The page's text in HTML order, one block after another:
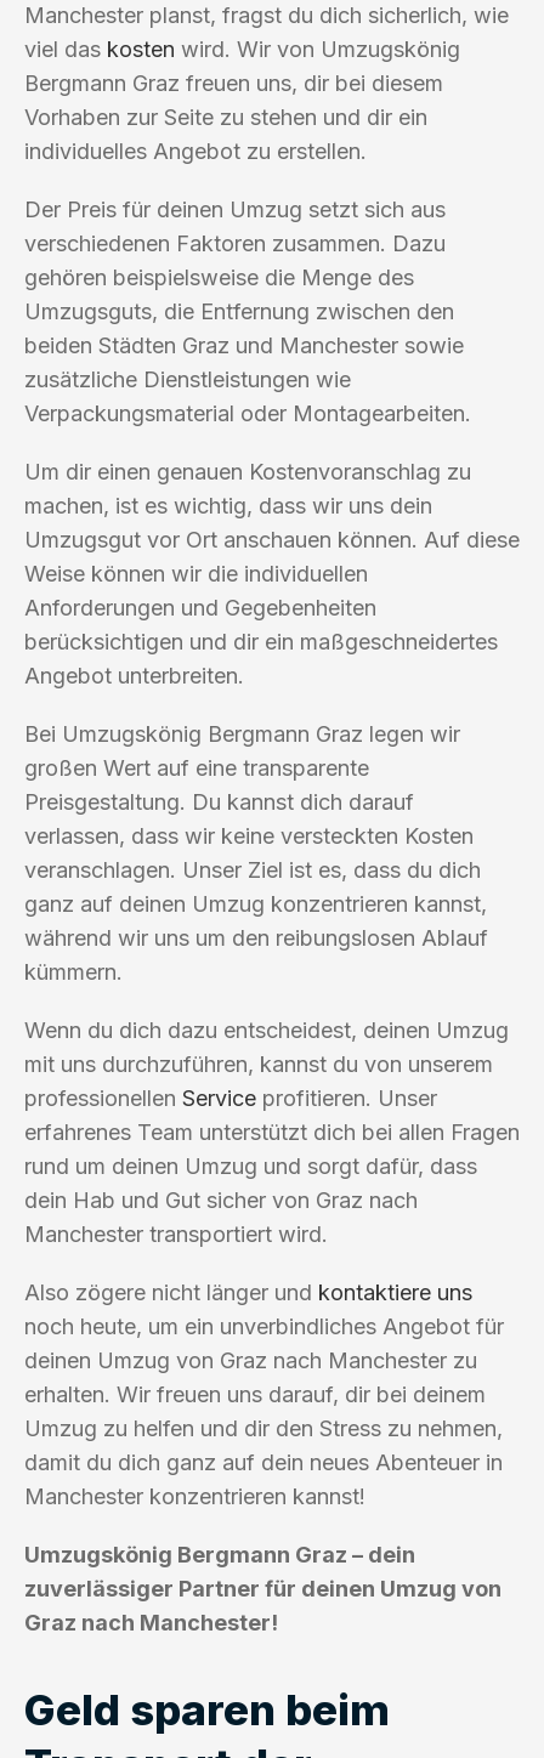
Manchester planst, fragst du dich sicherlich, wie
viel das kosten wird. Wir von Umzugskönig
Bergmann Graz freuen uns, dir bei diesem
Vorhaben zur Seite zu stehen und dir ein
individuelles Angebot zu erstellen.
Der Preis für deinen Umzug setzt sich aus
verschiedenen Faktoren zusammen. Dazu
gehören beispielsweise die Menge des
Umzugsguts, die Entfernung zwischen den
beiden Städten Graz und Manchester sowie
zusätzliche Dienstleistungen wie
Verpackungsmaterial oder Montagearbeiten.
Um dir einen genauen Kostenvoranschlag zu
machen, ist es wichtig, dass wir uns dein
Umzugsgut vor Ort anschauen können. Auf diese
Weise können wir die individuellen
Anforderungen und Gegebenheiten
berücksichtigen und dir ein maßgeschneidertes
Angebot unterbreiten.
Bei Umzugskönig Bergmann Graz legen wir
großen Wert auf eine transparente
Preisgestaltung. Du kannst dich darauf
verlassen, dass wir keine versteckten Kosten
veranschlagen. Unser Ziel ist es, dass du dich
ganz auf deinen Umzug konzentrieren kannst,
während wir uns um den reibungslosen Ablauf
kümmern.
Wenn du dich dazu entscheidest, deinen Umzug
mit uns durchzuführen, kannst du von unserem
professionellen Service profitieren. Unser
erfahrenes Team unterstützt dich bei allen Fragen
rund um deinen Umzug und sorgt dafür, dass
dein Hab und Gut sicher von Graz nach
Manchester transportiert wird.
Also zögere nicht länger und kontaktiere uns
noch heute, um ein unverbindliches Angebot für
deinen Umzug von Graz nach Manchester zu
erhalten. Wir freuen uns darauf, dir bei deinem
Umzug zu helfen und dir den Stress zu nehmen,
damit du dich ganz auf dein neues Abenteuer in
Manchester konzentrieren kannst!
Umzugskönig Bergmann Graz – dein
zuverlässiger Partner für deinen Umzug von
Graz nach Manchester!
Geld sparen beim